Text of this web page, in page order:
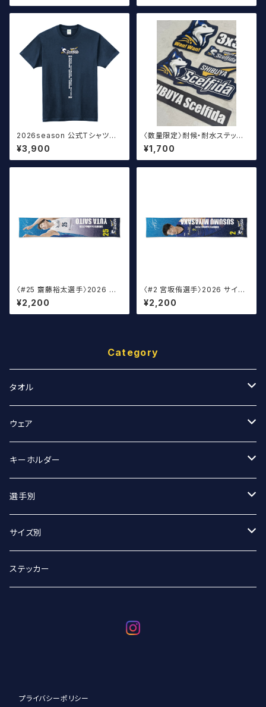
2026season 公式Tシャツ T
ype:A ネイビー
¥3,900
〈数量限定〉耐候・耐水ステッカ
ー SHIBUYA Scelfidaロゴ
（大）
¥1,700
〈#25 齋藤裕太選手〉2026 サ
イン入りマフラータオル
¥2,200
〈#2 宮坂侑選手〉2026 サイン
入りマフラータオル
¥2,200
Category
タオル
スポーツタオル
マフラータオル
ウェア
Tシャツ
Tシャツ（オーバーサイズ）
ベースボールシャツ
選手別
キーホルダー
丸アクキー
ユニフォームアクキー
選手別
#2 宮坂侑選手
#9 ジグマルス・ライモ選手
サイズ別
Sサイズ
ステッカー
プライバシーポリシー